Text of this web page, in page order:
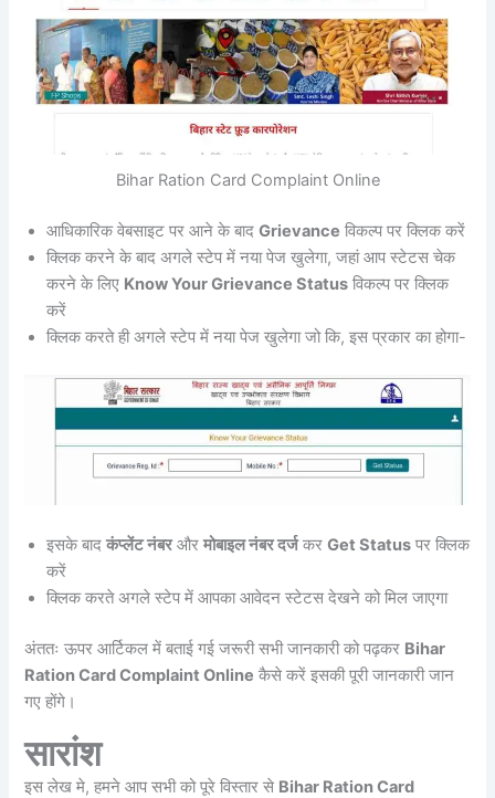
Bihar Ration Card Complaint Online
आधिकारिक वेबसाइट पर आने के बादGrievance विकल्प पर क्लिक करें
क्लिक करने के बाद अगले स्टेप में नया पेज खुलेगा, जहां आप स्टेटस चेक
करने के लिए Know Your Grievance Status विकल्प पर क्लिक
करें
क्लिक करते ही अगले स्टेप में नया पेज खुलेगा जो कि, इस प्रकार का होगा-
इसके बादकंप्लेंट नंबरऔरमोबाइल नंबर दर्जकरGet Status पर क्लिक
करें
क्लिक करते अगले स्टेप में आपका आवेदन स्टेटस देखने को मिल जाएगा
अंततः ऊपर आर्टिकल में बताई गई जरूरी सभी जानकारी को पढ़कर Bihar
Ration Card Complaint Online कैसे करें इसकी पूरी जानकारी जान
गए होंगे।
सारांश
इस लेख मे, हमने आप सभी को पूरे विस्तार से Bihar Ration Card